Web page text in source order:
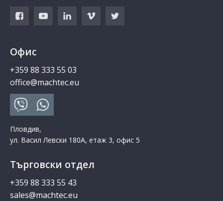
Офис
+359 88 333 55 03
office@machtec.eu
Пловдив,
ул. Васил Левски 180А, етаж 3, офис 5
Търговски отдел
+359 88 333 55 43
sales@machtec.eu